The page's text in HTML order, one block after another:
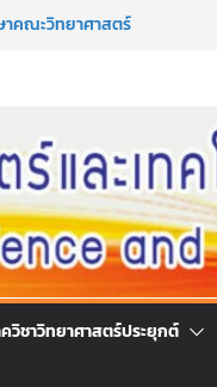
ารดำเนินงานของ
ะ เลิกเหล้า”
วิชาวิทยาศาสตร์ประยุกต์